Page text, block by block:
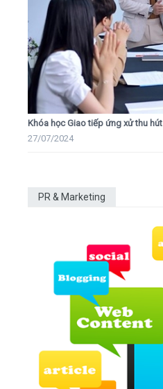
Khóa học Giao tiếp ứng xử thu hút
27/07/2024
PR & Marketing